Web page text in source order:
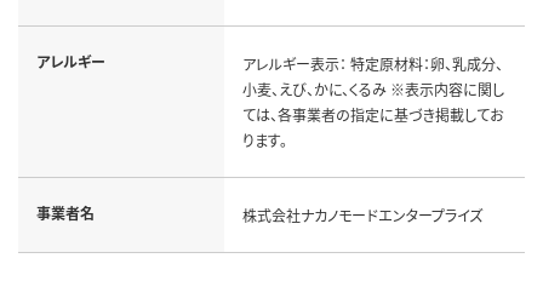
アレルギー
アレルギー表示： 特定原材料：卵、乳成分、
小麦、えび、かに、くるみ ※表示内容に関し
ては、各事業者の指定に基づき掲載してお
ります。
事業者名 株式会社ナカノモードエンタープライズ